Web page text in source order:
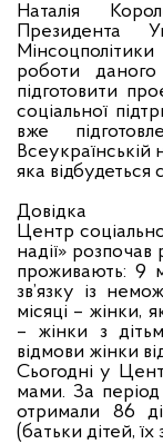
Наталія
Президента
роботи
підготовити
соціальної
вже
Всеукраїнській
яка відбудеться
Довідка
Центр
надії»
проживають: 9
зв’язку із
місяці – жінки,
– жінки з
відмови жінки
Сьогодні у
мами. За
отримали 86
(батьки дітей,